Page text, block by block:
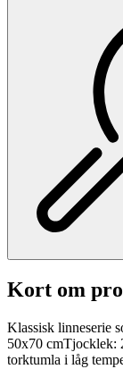
Kort om
Klassisk linneserie
50x70 cmTjocklek:
torktumla i låg